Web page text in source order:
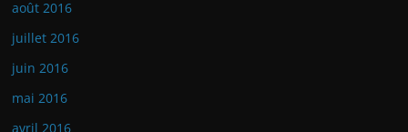
août 2016
juillet 2016
juin 2016
mai 2016
avril 2016